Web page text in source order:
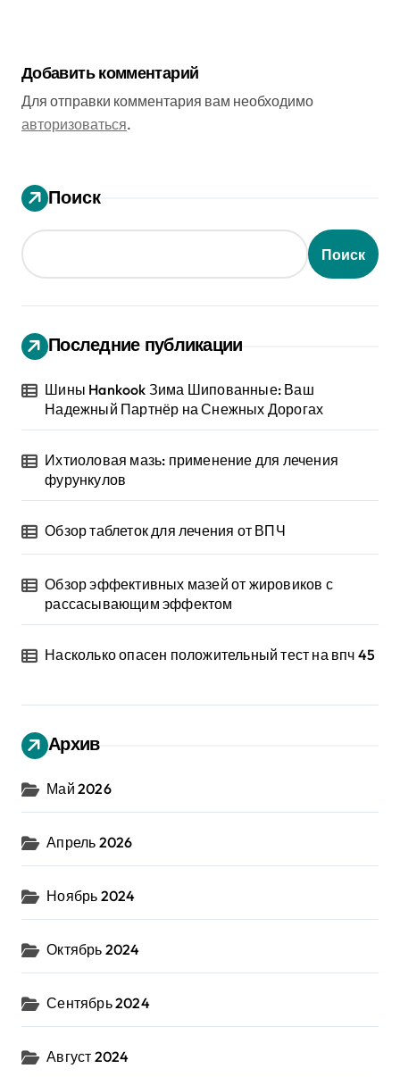
Добавить комментарий
Для отправки комментария вам необходимо
авторизоваться.
Поиск
Поиск
Последние публикации
Шины Hankook Зима Шипованные: Ваш
Надежный Партнёр на Снежных Дорогах
Ихтиоловая мазь: применение для лечения
фурункулов
Обзор таблеток для лечения от ВПЧ
Обзор эффективных мазей от жировиков с
рассасывающим эффектом
Насколько опасен положительный тест на впч 45
Архив
Май 2026
Апрель 2026
Ноябрь 2024
Октябрь 2024
Сентябрь 2024
Август 2024